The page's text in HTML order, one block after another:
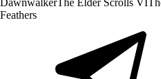
DawnwalkerThe Elder Scrolls VI
Feathers